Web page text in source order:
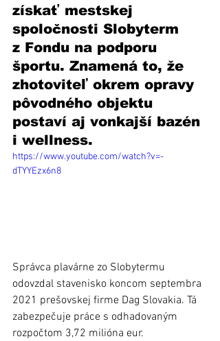
získať mestskej
spoločnosti Slobyterm
z Fondu na podporu
športu. Znamená to, že
zhotoviteľ okrem opravy
pôvodného objektu
postaví aj vonkajší bazén
i wellness.
https://www.youtube.com/watch?v=-
dTYYEzx6n8
Správca plavárne zo Slobytermu
odovzdal stavenisko koncom septembra
2021 prešovskej firme Dag Slovakia. Tá
zabezpečuje práce s odhadovaným
rozpočtom 3,72 milióna eur.